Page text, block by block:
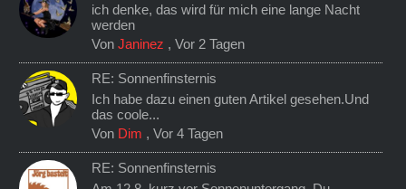
ich denke, das wird für mich eine lange Nacht
werden
VonJaninez ,Vor 2 Tagen
RE: Sonnenfinsternis
Ich habe dazu einen guten Artikel gesehen.Und
das coole...
Von Dim ,Vor 4 Tagen
RE: Sonnenfinsternis